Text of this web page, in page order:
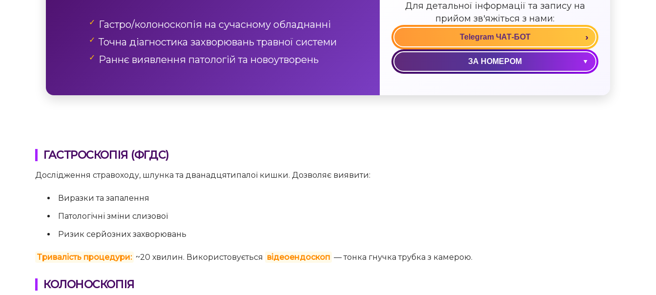
Гастро/колоноскопія на сучасному обладнанні
Точна діагностика захворювань травної системи
Раннє виявлення патологій та новоутворень
Для детальної інформації та запису на
прийом зв'яжіться з нами:
Telegram ЧАТ-БОТ
ЗА НОМЕРОМ
ГАСТРОСКОПІЯ (ФГДС)
Дослідження стравоходу, шлунка та дванадцятипалої кишки. Дозволяє виявити:
Виразки та запалення
Патологічні зміни слизової
Ризик серйозних захворювань
Тривалість процедури: ~20 хвилин. Використовується відеоендоскоп — тонка гнучка трубка з камерою.
КОЛОНОСКОПІЯ